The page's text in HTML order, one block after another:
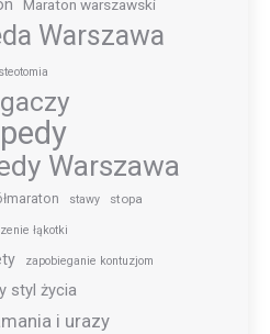
Maraton warszawski
Warszawa
Warszawa
stawy stopa
łąkotki
zapobieganie kontuzjom
styl życia
i urazy